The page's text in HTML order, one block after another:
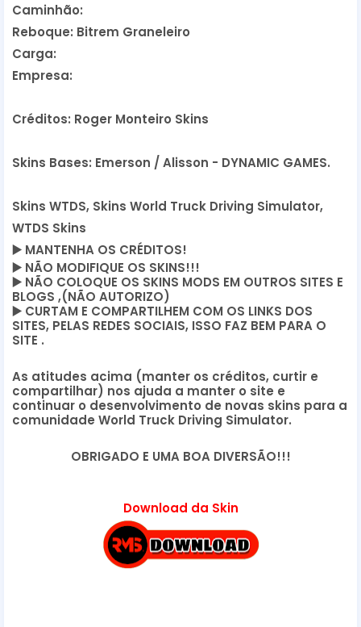
Caminhão:
Reboque: Bitrem Graneleiro
Carga:
Empresa:
Créditos: Roger Monteiro Skins
Skins Bases: Emerson / Alisson - DYNAMIC GAMES.
Skins WTDS, Skins World Truck Driving Simulator,
WTDS Skins
▶️ MANTENHA OS CRÉDITOS!
▶️ NÃO MODIFIQUE OS SKINS!!!
▶️ NÃO COLOQUE OS SKINS MODS EM OUTROS SITES E
BLOGS ,(NÃO AUTORIZO)
▶️ CURTAM E COMPARTILHEM COM OS LINKS DOS
SITES, PELAS REDES SOCIAIS, ISSO FAZ BEM PARA O
SITE .
As atitudes acima (manter os créditos, curtir e
compartilhar) nos ajuda a manter o site e
continuar o desenvolvimento de novas skins para a
comunidade World Truck Driving Simulator.
OBRIGADO E UMA BOA DIVERSÃO!!!
Download da Skin